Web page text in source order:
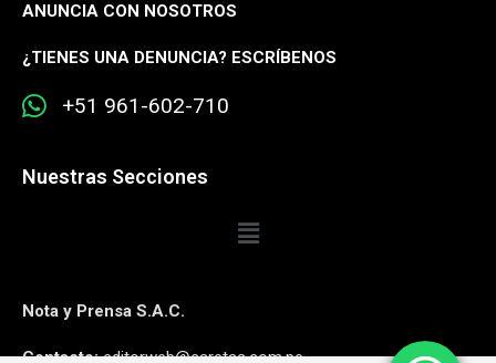
ANUNCIA CON NOSOTROS
¿TIENES UNA DENUNCIA? ESCRÍBENOS
+51 961-602-710
Nuestras Secciones
Nota y Prensa S.A.C.
Contacto:editorweb@caretas.com.pe